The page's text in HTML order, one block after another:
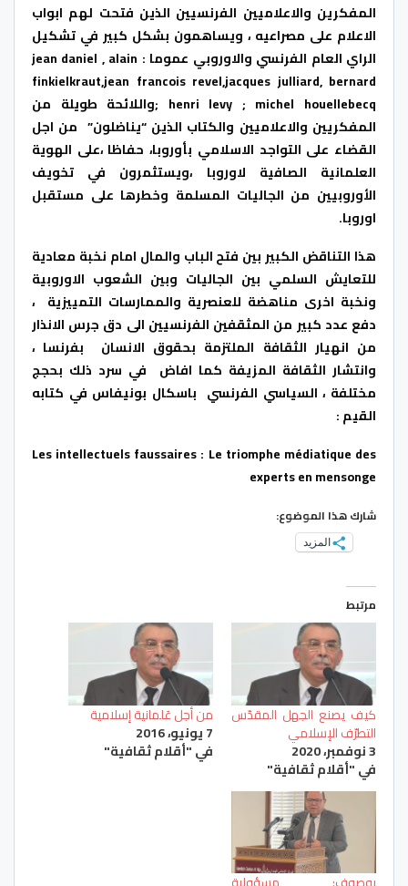
المفكرين والاعلاميين الفرنسيين الذين فتحت لهم ابواب
الاعلام على مصراعيه ، ويساهمون بشكل كبير في تشكيل
الراي العام الفرنسي والاوروبي عموما : jean daniel , alain
finkielkraut,jean francois revel,jacques julliard, bernard
henri levy ; michel houellebecq ;واللائحة طويلة من
المفكريين والاعلاميين والكتاب الذين “يناضلون” من اجل
القضاء على التواجد الاسلامي بأوروبا، حفاظا ،على الهوية
العلمانية الصافية لاوروبا ،ويستثمرون في تخويف
الأوروبيين من الجاليات المسلمة وخطرها على مستقبل
اوروبا.
هذا التناقض الكبير بين فتح الباب والمال امام نخبة معادية
للتعايش السلمي بين الجاليات وبين الشعوب الاوروبية
ونخبة اخرى مناهضة للعنصرية والممارسات التمييزية ،
دفع عدد كبير من المثقفين الفرنسيين الى دق جرس الانذار
من انهيار الثقافة الملتزمة بحقوق الانسان بفرنسا ،
وانتشار الثقافة المزيفة كما افاض في سرد ذلك بحجج
مختلفة ، السياسي الفرنسي باسكال بونيفاس في كتابه
القيم :
Les intellectuels faussaires : Le triomphe médiatique des
experts en mensonge
شارك هذا الموضوع:
المزيد
مرتبط
كيف يصنع الجهل المقدّس
التطرّف الإسلامي
3 نوفمبر، 2020
في "أقلام ثقافية"
من أجل عَلمانية إسلامية
7 يونيو، 2016
في "أقلام ثقافية"